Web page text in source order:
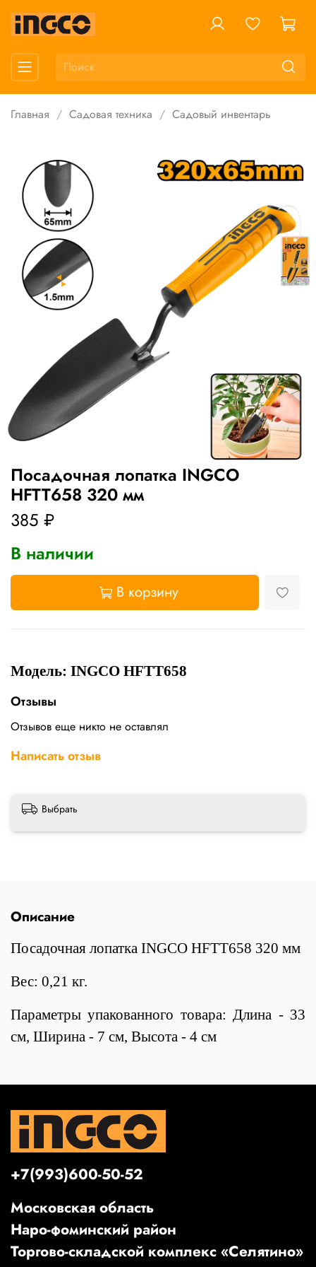
Главная Садовая техника Садовый инвентарь
Посадочная лопатка INGCO
HFTT658 320 мм
385 ₽
В наличии
В корзину
Модель: INGCO HFTT658
Отзывы
Отзывов еще никто не оставлял
Написать отзыв
Выбрать
Описание
Посадочная лопатка INGCO HFTT658 320 мм
Вес: 0,21 кг.
Параметры упакованного товара: Длина - 33
см, Ширина - 7 см, Высота - 4 см
+7(993)600-50-52
Московская область
Наро-фоминский район
Торгово-складской комплекс «Селятино»